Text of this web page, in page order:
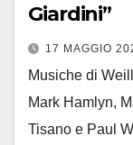
Giardini”
17 MAGGIO
Musiche di
Mark Hamlyn,
Tisano e Paul